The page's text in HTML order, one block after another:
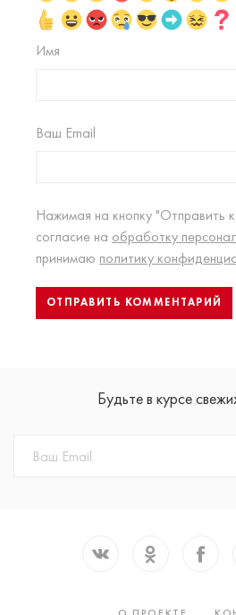
Имя
Ваш Email
Нажимая на кнопку "Отправить
согласие на обработку
принимаю политику
Будьте в курсе